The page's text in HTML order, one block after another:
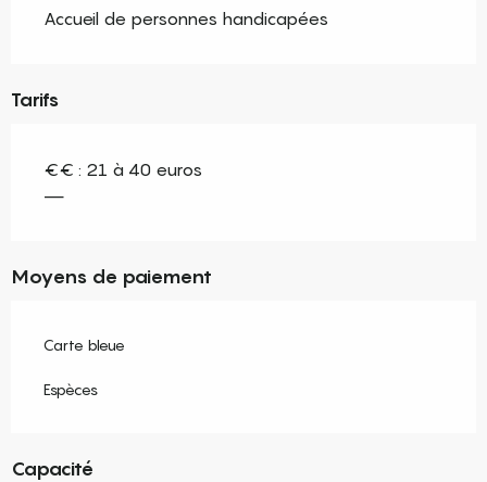
Accueil de personnes handicapées
Tarifs
€€ : 21 à 40 euros
—
Moyens de paiement
Carte bleue
Espèces
Capacité